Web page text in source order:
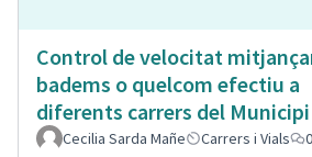
Control de velocitat
badems o quelcom efectiu a
diferents carrers del Municipi
Cecilia Sarda Mañe Carrers i Vials 0